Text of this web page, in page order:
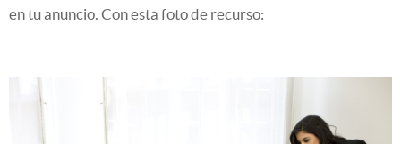
en tu anuncio. Con esta foto de recurso: